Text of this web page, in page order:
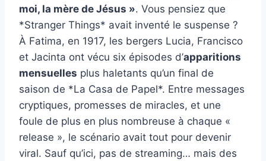
moi, la mère de Jésus ». Vous pensiez que
*Stranger Things* avait inventé le suspense ?
À Fatima, en 1917, les bergers Lucia, Francisco
et Jacinta ont vécu six épisodes d’apparitions
mensuelles plus haletants qu’un final de
saison de *La Casa de Papel*. Entre messages
cryptiques, promesses de miracles, et une
foule de plus en plus nombreuse à chaque «
release », le scénario avait tout pour devenir
viral. Sauf qu’ici, pas de streaming… mais des